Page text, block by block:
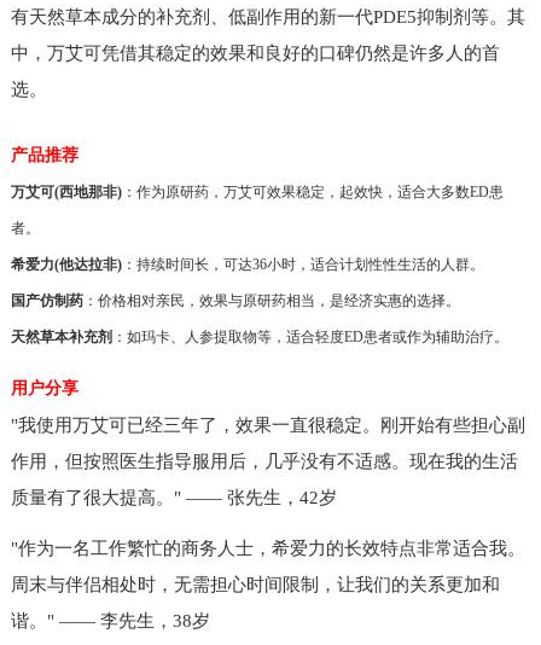
有天然草本成分的补充剂、低副作用的新一代PDE5抑制剂等。其
中，万艾可凭借其稳定的效果和良好的口碑仍然是许多人的首
选。
产品推荐
万艾可(西地那非)：作为原研药，万艾可效果稳定，起效快，适合大多数ED患
者。
希爱力(他达拉非)：持续时间长，可达36小时，适合计划性性生活的人群。
国产仿制药：价格相对亲民，效果与原研药相当，是经济实惠的选择。
天然草本补充剂 ：如玛卡、人参提取物等，适合轻度ED患者或作为辅助治疗。
用户分享
"我使用万艾可已经三年了，效果一直很稳定。刚开始有些担心副
作用，但按照医生指导服用后，几乎没有不适感。现在我的生活
质量有了很大提高。" —— 张先生，42岁
"作为一名工作繁忙的商务人士，希爱力的长效特点非常适合我。
周末与伴侣相处时，无需担心时间限制，让我们的关系更加和
谐。" —— 李先生，38岁